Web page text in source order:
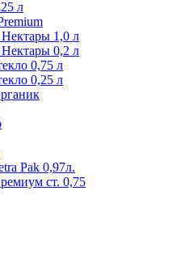
л
1,0 л
0,2 л
0,75 л
0,25 л
Pak 0,97л.
ст. 0,75